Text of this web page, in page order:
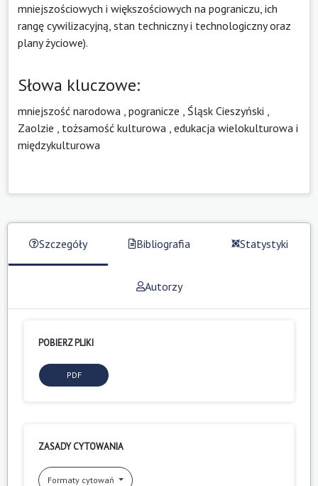
mniejszościowych i większościowych na pograniczu, ich
rangę cywilizacyjną, stan techniczny i technologiczny oraz
plany życiowe).
Słowa kluczowe:
mniejszość narodowa pogranicze Śląsk Cieszyński
Zaolzie
tożsamość kulturowa edukacja wielokulturowa i
międzykulturowa
Szczegóły Bibliografia Statystyki
Autorzy
POBIERZ PLIKI
PDF
ZASADY CYTOWANIA
Formaty cytowań